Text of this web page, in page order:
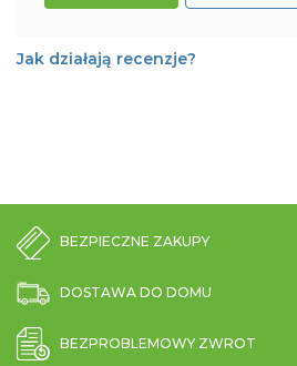
Jak działają recenzje?
BEZPIECZNE ZAKUPY
DOSTAWA DO DOMU
BEZPROBLEMOWY ZWROT